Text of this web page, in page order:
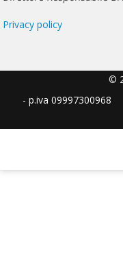
Privacy policy
©
- p.iva